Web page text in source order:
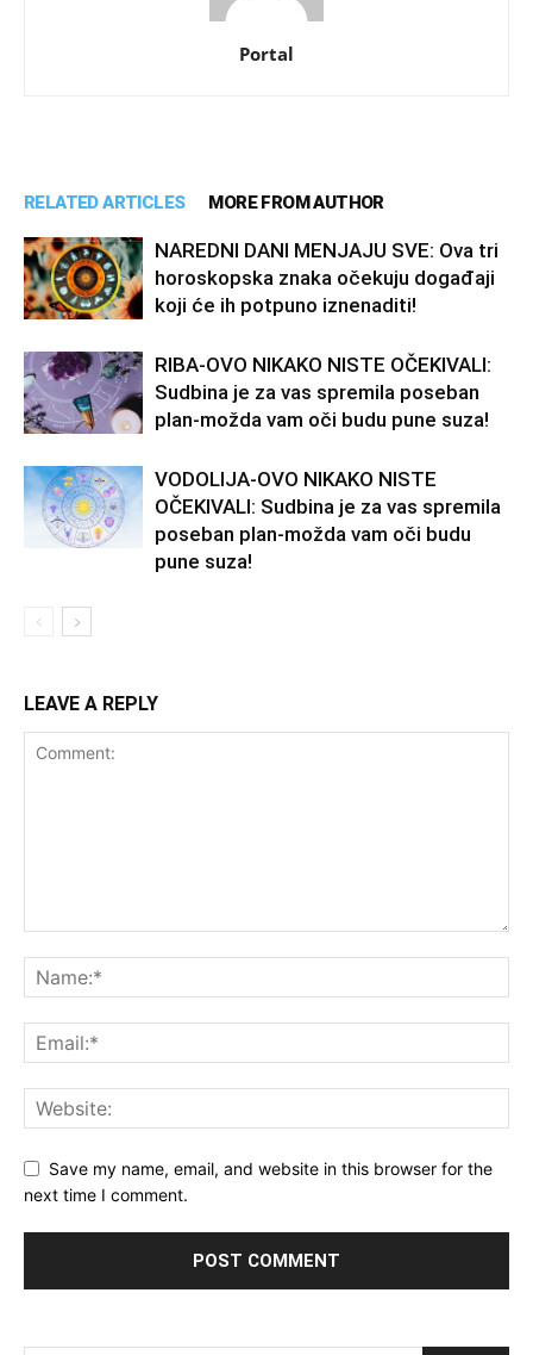
Portal
RELATED ARTICLES MORE FROM AUTHOR
NAREDNI DANI MENJAJU SVE: Ova tri
horoskopska znaka očekuju događaji
koji će ih potpuno iznenaditi!
RIBA-OVO NIKAKO NISTE OČEKIVALI:
Sudbina je za vas spremila poseban
plan-možda vam oči budu pune suza!
VODOLIJA-OVO NIKAKO NISTE
OČEKIVALI: Sudbina je za vas spremila
poseban plan-možda vam oči budu
pune suza!
LEAVE A REPLY
Save my name, email, and website in this browser for the
next time I comment.